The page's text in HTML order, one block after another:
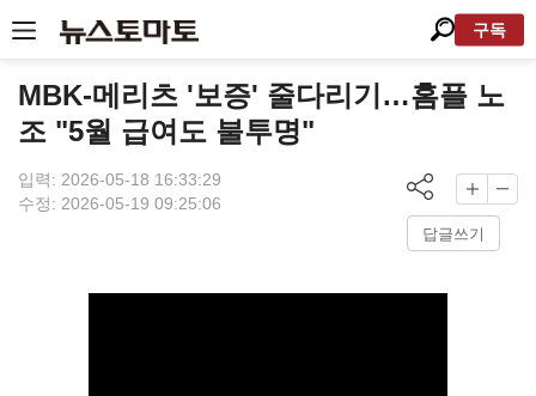
구독
MBK-메리츠 '보증' 줄다리기…홈플 노
조 "5월 급여도 불투명"
입력: 2026-05-18 16:33:29
수정: 2026-05-19 09:25:06
답글쓰기